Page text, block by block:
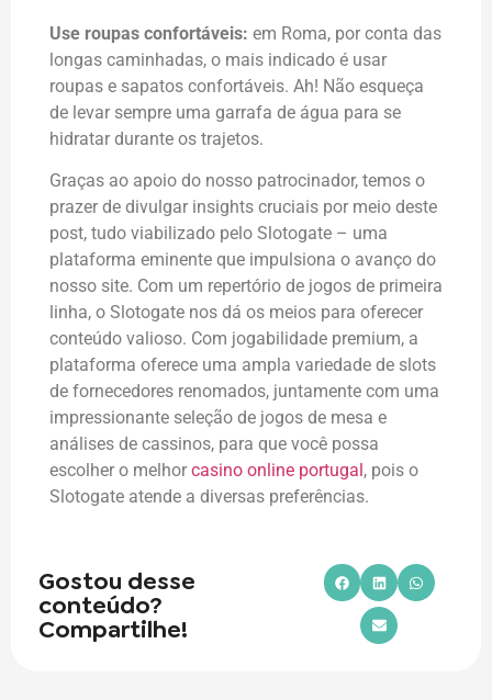
Use roupas confortáveis: em Roma, por conta das
longas caminhadas, o mais indicado é usar
roupas e sapatos confortáveis. Ah! Não esqueça
de levar sempre uma garrafa de água para se
hidratar durante os trajetos.
Graças ao apoio do nosso patrocinador, temos o
prazer de divulgar insights cruciais por meio deste
post, tudo viabilizado pelo Slotogate – uma
plataforma eminente que impulsiona o avanço do
nosso site. Com um repertório de jogos de primeira
linha, o Slotogate nos dá os meios para oferecer
conteúdo valioso. Com jogabilidade premium, a
plataforma oferece uma ampla variedade de slots
de fornecedores renomados, juntamente com uma
impressionante seleção de jogos de mesa e
análises de cassinos, para que você possa
escolher o melhor casino online portugal, pois o
Slotogate atende a diversas preferências.
Gostou desse
conteúdo?
Compartilhe!